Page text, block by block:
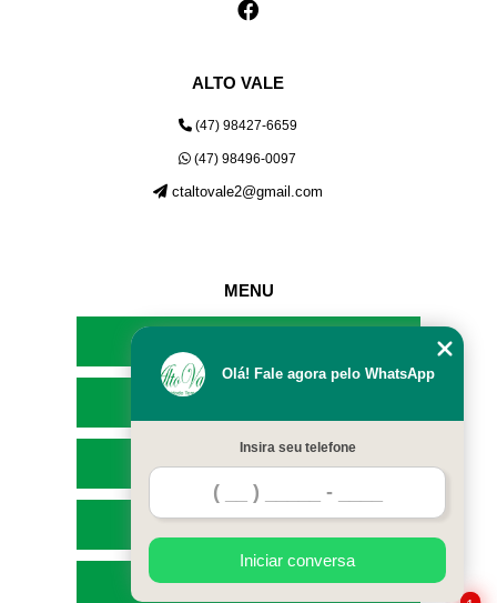
ALTO VALE
(47) 98427-6659
(47) 98496-0097
ctaltovale2@gmail.com
MENU
SERVIÇOS
MAPA DO SITE
Olá! Fale agora pelo WhatsApp
Insira seu telefone
Iniciar conversa